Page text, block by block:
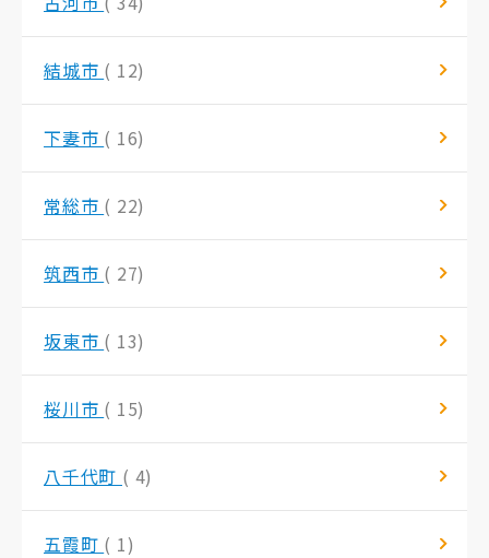
結城市 ( 12)
下妻市 ( 16)
常総市 ( 22)
筑西市 ( 27)
坂東市 ( 13)
桜川市 ( 15)
八千代町 ( 4)
五霞町 ( 1)